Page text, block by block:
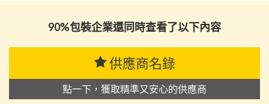
90%包裝企業還同時查看了以下內容
供應商名錄
點一下，獲取精準又安心的供應商